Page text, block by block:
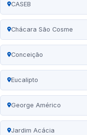
CASEB
Chácara São Cosme
Conceição
Eucalipto
George Américo
Jardim Acácia